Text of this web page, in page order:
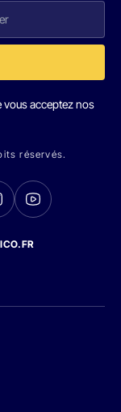
acceptez nos
réservés.